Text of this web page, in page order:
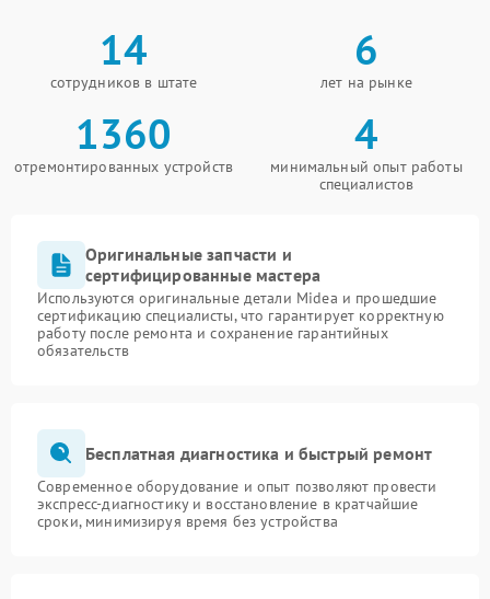
14
сотрудников в штате
6
лет на рынке
1360
отремонтированных устройств
4
минимальный опыт работы
специалистов
Оригинальные запчасти и
сертифицированные мастера
Используются оригинальные детали Midea и прошедшие
сертификацию специалисты, что гарантирует корректную
работу после ремонта и сохранение гарантийных
обязательств
Бесплатная диагностика и быстрый ремонт
Современное оборудование и опыт позволяют провести
экспресс-диагностику и восстановление в кратчайшие
сроки, минимизируя время без устройства